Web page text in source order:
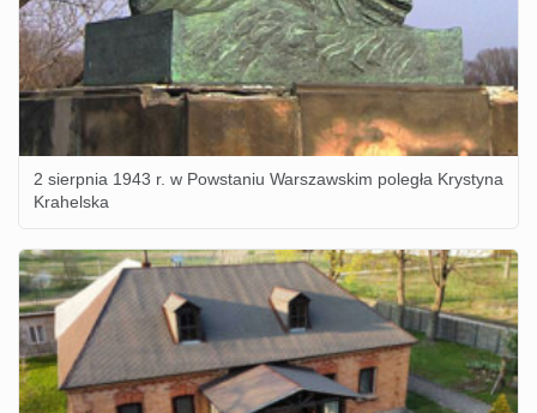
2 sierpnia 1943 r. w Powstaniu Warszawskim poległa Krystyna
Krahelska